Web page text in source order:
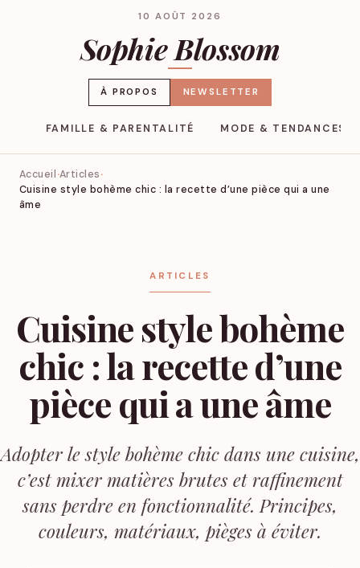
10 AOÛT 2026
Sophie Blossom
À PROPOS NEWSLETTER
FAMILLE & PARENTALITÉ MODE & TENDANCES
Accueil Articles
Cuisine style bohème chic : la recette d’une pièce qui a une
âme
ARTICLES
Cuisine style bohème
chic : la recette d’une
pièce qui a une âme
Adopter le style bohème chic dans une cuisine,
c’est mixer matières brutes et raffinement
sans perdre en fonctionnalité. Principes,
couleurs, matériaux, pièges à éviter.